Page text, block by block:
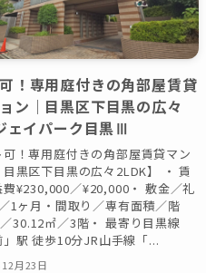
！専用庭付きの角部屋賃貸
ン｜目黒区下目黒の広々
ェイパーク目黒Ⅲ
可！専用庭付きの角部屋賃貸マン
目黒区下目黒の広々2LDK】 ・ 賃
費¥230,000／¥20,000・ 敷金／礼
1ヶ月・間取り／専有面積／階
30.12㎡／3階・ 最寄り目黒線
」駅 徒歩10分JR山手線「...
月23日